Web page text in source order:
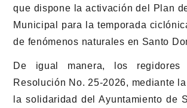
que dispone la activación del Plan
Municipal para la temporada
de fenómenos naturales en Santo
De igual manera, los regidores
Resolución No. 25-2026, mediante
la solidaridad del Ayuntamiento de